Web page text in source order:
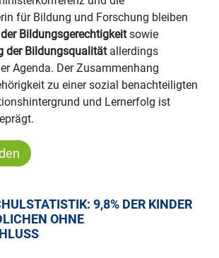
für Bildung und Forschung bleiben
Bildungsgerechtigkeitsowie
der Bildungsqualitätallerdings
Agenda. Der Zusammenhang
zu einer sozial benachteiligten
und Lernerfolg ist
9,8% DER KINDER
OHNE